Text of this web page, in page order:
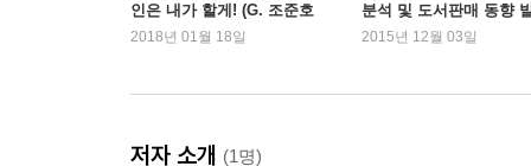
데카르트는 ‘생각하는 나’를 발견했다
우리 곁에 이미 와 있는 ‘불행한 미래’를 바꾸는 방법
인은 내가 할게! (G. 조준호
코치)
2018년 01월 18일
분석 및 도서판매 동향
2015년 12월 03일
저자 소개 (1명)